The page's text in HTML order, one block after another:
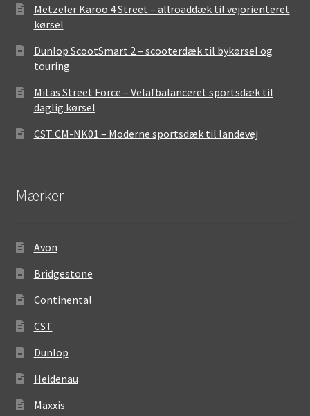
Metzeler Karoo 4 Street – allroaddæk til vejorienteret
kørsel
Dunlop ScootSmart 2 – scooterdæk til bykørsel og
touring
Mitas Street Force – Velafbalanceret sportsdæk til
daglig kørsel
CST CM-NK01 – Moderne sportsdæk til landevej
Mærker
Avon
Bridgestone
Continental
CST
Dunlop
Heidenau
Maxxis